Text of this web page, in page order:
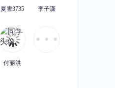
夏雪3735 李子潇
付丽洪